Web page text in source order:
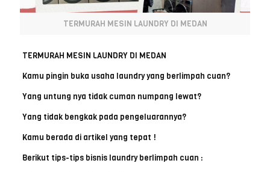
TERMURAH MESIN LAUNDRY DI MEDAN
TERMURAH MESIN LAUNDRY DI MEDAN
Kamu pingin buka usaha laundry yang berlimpah cuan?
Yang untung nya tidak cuman numpang lewat?
Yang tidak bengkak pada pengeluarannya?
Kamu berada di artikel yang tepat !
Berikut tips-tips bisnis laundry berlimpah cuan :